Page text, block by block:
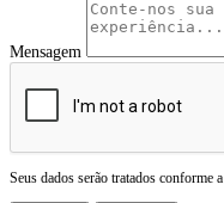
Mensagem
Seus dados serão tratados conforme a